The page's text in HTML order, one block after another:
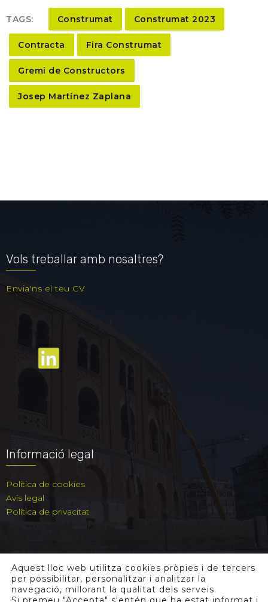
TAGS: Construmat Construmat 2023
Contracta Fira Construmat
Gremi de Constructors
Josep Martínez Zaplana
Vols treballar amb nosaltres?
Envia'ns el teu CV
Informació legal
Política de cookies
Avís legal
Política de privacitat
Aquest lloc web utilitza cookies pròpies i de tercers
per possibilitar, personalitzar i analitzar la
navegació, millorant la qualitat dels serveis.